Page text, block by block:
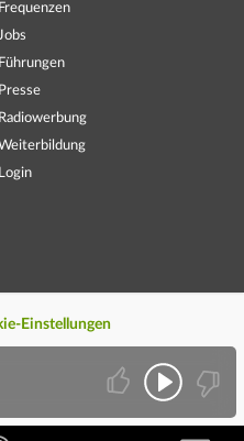
Frequenzen
Führungen
Presse
Radiowerbung
Login
Einstellungen